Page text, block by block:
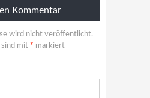
Kommentar
wird nicht veröffentlicht.
sind mit * markiert